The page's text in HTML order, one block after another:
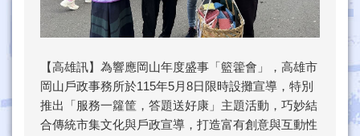
【高雄訊】為響應岡山年度盛事「籃籗會」，高雄市
岡山戶政事務所於115年5月8日限時設攤宣導，特別
推出「服務一籮筐，答題送好康」主題活動，巧妙結
合傳統市集文化與戶政宣導，打造富有創意與互動性